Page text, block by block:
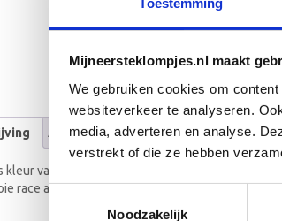
Mijneersteklompjes.nl maakt
We gebruiken cookies om
websiteverkeer te analyseren.
media, adverteren en analyse.
verstrekt of die ze hebben
Toestemmingsselectie
Noodzakelijk
Aanvullende informatie
kleur van de klompjes zijn licht roze met op één
race auto.